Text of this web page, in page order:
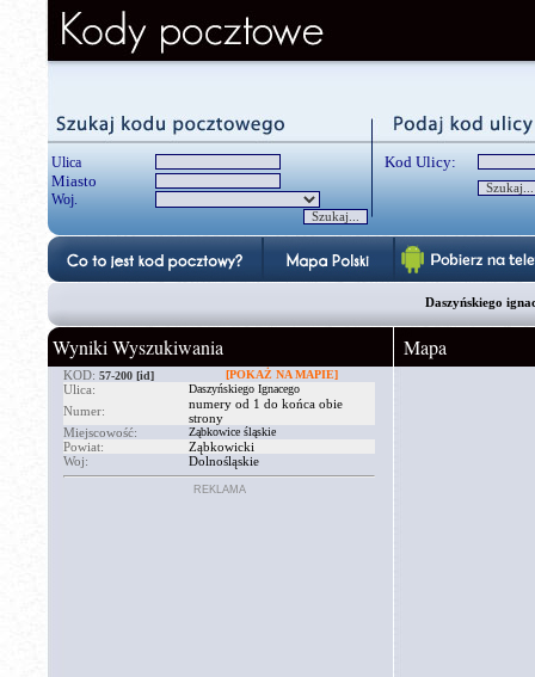
Ulica
Miasto
Woj.
Kod Ulicy:
Daszyńskiego
Wyniki Wyszukiwania
KOD: 57-200 [id] [POKAŻ NA MAPIE]
Ulica: Daszyńskiego Ignacego
Numer:
numery od 1 do końca obie
strony
Miejscowość:
Ząbkowice śląskie
Powiat:
Ząbkowicki
Woj:
Dolnośląskie
REKLAMA
Mapa